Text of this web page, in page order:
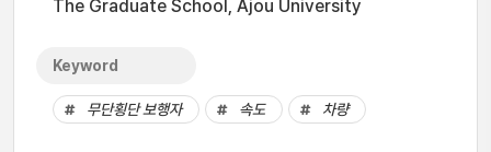
The Graduate School, Ajou University
Keyword
무단횡단 보행자 속도 차량